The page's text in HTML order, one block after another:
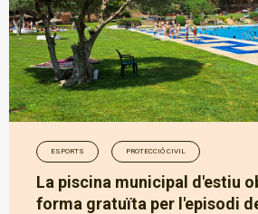
ESPORTS PROTECCIÓ CIVIL
La piscina municipal d'estiu
forma gratuïta per l'episodi